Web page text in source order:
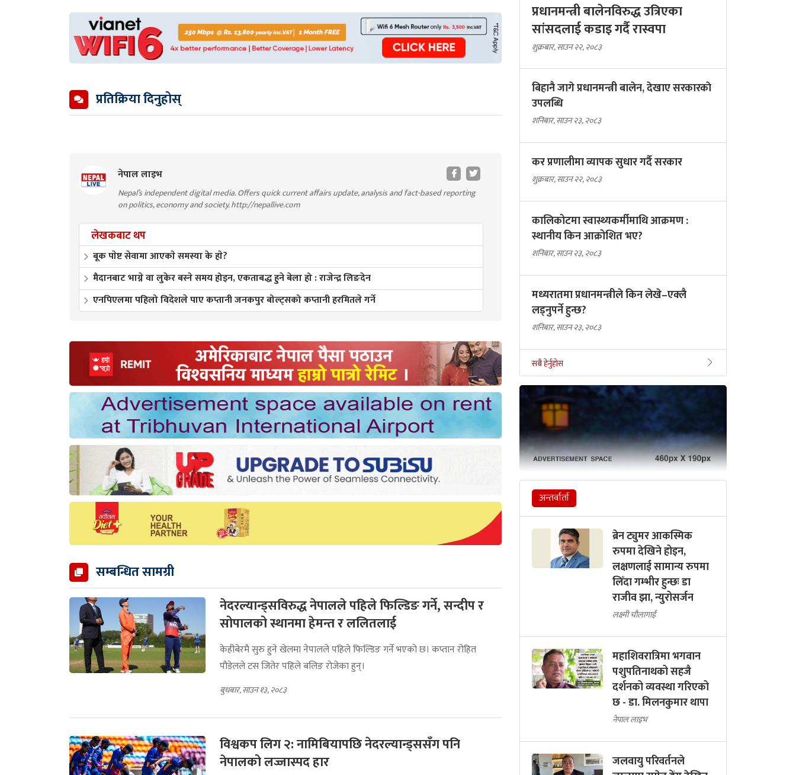
प्रतिक्रिया दिनुहोस्
नेपाल लाइभ
Nepal’s independent digital media. Offers quick current affairs update, analysis and fact-based reporting
on politics, economy and society. http://nepallive.com
लेखकबाट थप
बूक पाेष्ट सेवामा आएकाे समस्या के हाे?
मैदानबाट भाग्ने वा लुकेर बस्ने समय होइन, एकताबद्ध हुने बेला हो : राजेन्द्र लिङदेन
एनपिएलमा पहिलो विदेशले पाए कप्तानी जनकपुर बोल्ट्सको कप्तानी हरमितले गर्ने
सम्बन्धित सामग्री
नेदरल्यान्ड्सविरुद्ध नेपालले पहिले फिल्डिङ गर्ने, सन्दीप र
सोपालको स्थानमा हेमन्त र ललितलाई
केहीबेरमै सुरु हुने खेलमा नेपालले पहिले फिल्डिङ गर्ने भएको छ। कप्तान रोहित
पौडेलले टस जितेर पहिले बलिङ रोजेका हुन्।
बुधबार, साउन १३, २०८३
विश्वकप लिग २: नामिबियापछि नेदरल्यान्ड्ससँग पनि
नेपालको लज्जास्पद हार
प्रधानमन्त्री बालेनविरुद्ध उत्रिएका
सांसदलाई कडाइ गर्दै रास्वपा
शुक्रबार, साउन २२, २०८३
बिहानै जागे प्रधानमन्त्री बालेन, देखाए सरकारकाे
उपलब्धि
शनिबार, साउन २३, २०८३
कर प्रणालीमा व्यापक सुधार गर्दै सरकार
शुक्रबार, साउन २२, २०८३
कालिकोटमा स्वास्थ्यकर्मीमाथि आक्रमण :
स्थानीय किन आक्रोशित भए?
शनिबार, साउन २३, २०८३
मध्यरातमा प्रधानमन्त्रीले किन लेखे–एक्लै
लड्नुपर्ने हुन्छ?
शनिबार, साउन २३, २०८३
सबै हेर्नुहोस
अन्तर्वार्ता
ब्रेन ट्युमर आकस्मिक
रुपमा देखिने होइन,
लक्षणलाई सामान्य रुपमा
लिँदा गम्भीर हुन्छः डा
राजीव झा, न्युरोसर्जन
लक्ष्मी चौलागाईं
महाशिवरात्रिमा भगवान
पशुपतिनाथको सहजै
दर्शनको व्यवस्था गरिएको
छ - डा. मिलनकुमार थापा
नेपाल लाइभ
जलवायु परिवर्तनले